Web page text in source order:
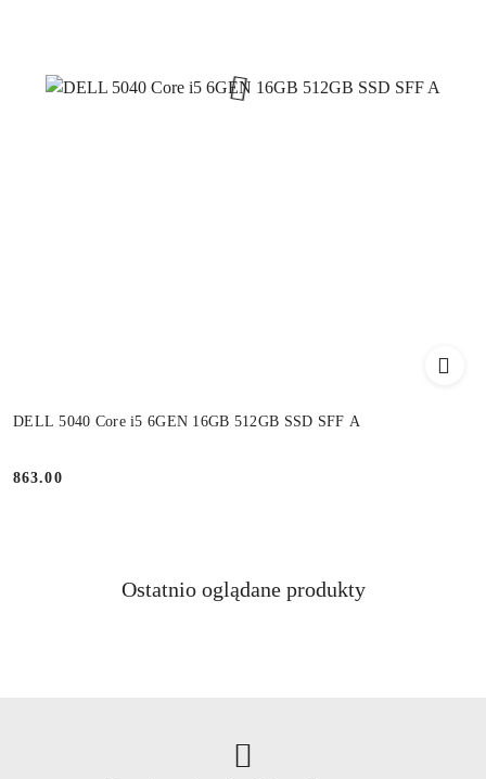
DELL 5040 Core i5 6GEN 16GB 512GB SSD SFF A
Cena:
863.00
Pomiń karuzelę produktów
Produkty
Ostatnio oglądane produkty